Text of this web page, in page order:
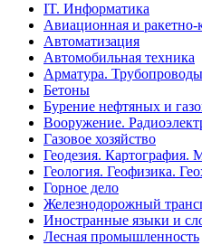
IT. Информатика
Авиационная и ракетно-
Автоматизация
Автомобильная техника
Арматура. Трубопроводы
Бетоны
Бурение нефтяных и
Вооружение.
Газовое хозяйство
Геодезия. Картография.
Геология. Геофизика.
Горное дело
Железнодорожный
Иностранные языки и
Лесная промышленность